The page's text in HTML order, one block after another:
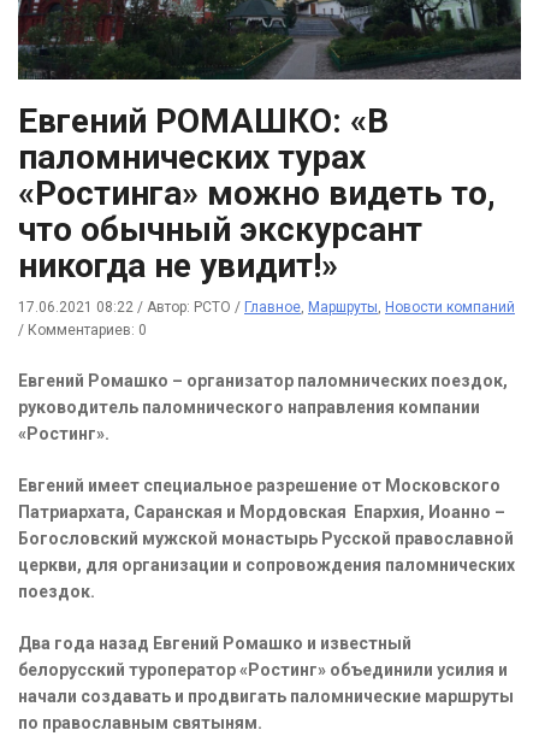
Евгений РОМАШКО: «В
паломнических турах
«Ростинга» можно видеть то,
что обычный экскурсант
никогда не увидит!»
17.06.2021 08:22 / Автор: РСТО / Главное, Маршруты, Новости компаний
/ Комментариев: 0
Евгений Ромашко – организатор паломнических поездок,
руководитель паломнического направления компании
«Ростинг».
Евгений имеет специальное разрешение от Московского
Патриархата, Саранская и Мордовская Епархия, Иоанно –
Богословский мужской монастырь Русской православной
церкви, для организации и сопровождения паломнических
поездок.
Два года назад Евгений Ромашко и известный
белорусский туроператор «Ростинг» объединили усилия и
начали создавать и продвигать паломнические маршруты
по православным святыням.